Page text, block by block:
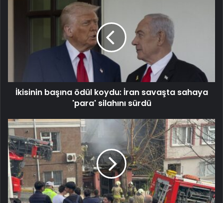
İkisinin başına ödül koydu: İran savaşta sahaya
'para' silahını sürdü